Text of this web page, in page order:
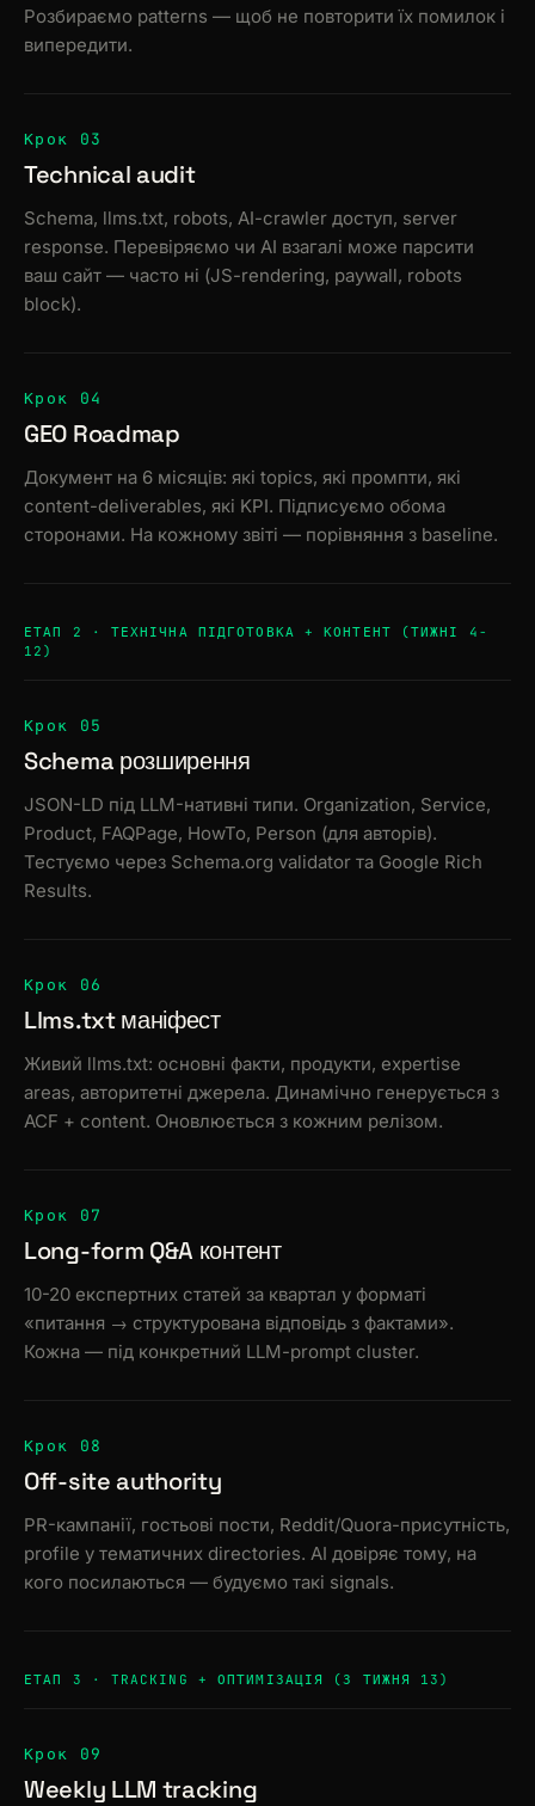
Розбираємо patterns — щоб не повторити їх помилок і
випередити.
Крок 03
Technical audit
Schema, llms.txt, robots, AI-crawler доступ, server
response. Перевіряємо чи AI взагалі може парсити
ваш сайт — часто ні (JS-rendering, paywall, robots
block).
Крок 04
GEO Roadmap
Документ на 6 місяців: які topics, які промпти, які
content-deliverables, які KPI. Підписуємо обома
сторонами. На кожному звіті — порівняння з baseline.
ЕТАП 2 · ТЕХНІЧНА ПІДГОТОВКА + КОНТЕНТ (ТИЖНІ 4-
12)
Крок 05
Schema розширення
JSON-LD під LLM-нативні типи. Organization, Service,
Product, FAQPage, HowTo, Person (для авторів).
Тестуємо через Schema.org validator та Google Rich
Results.
Крок 06
Llms.txt маніфест
Живий llms.txt: основні факти, продукти, expertise
areas, авторитетні джерела. Динамічно генерується з
ACF + content. Оновлюється з кожним релізом.
Крок 07
Long-form Q&A контент
10-20 експертних статей за квартал у форматі
«питання → структурована відповідь з фактами».
Кожна — під конкретний LLM-prompt cluster.
Крок 08
Off-site authority
PR-кампанії, гостьові пости, Reddit/Quora-присутність,
profile у тематичних directories. AI довіряє тому, на
кого посилаються — будуємо такі signals.
ЕТАП 3 · TRACKING + ОПТИМІЗАЦІЯ (З ТИЖНЯ 13)
Крок 09
Weekly LLM tracking